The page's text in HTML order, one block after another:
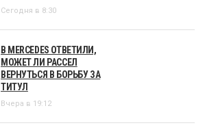
Сегодня в 8:30
В MERCEDES ОТВЕТИЛИ,
МОЖЕТ ЛИ РАССЕЛ
ВЕРНУТЬСЯ В БОРЬБУ ЗА
ТИТУЛ
Вчера в 19:12